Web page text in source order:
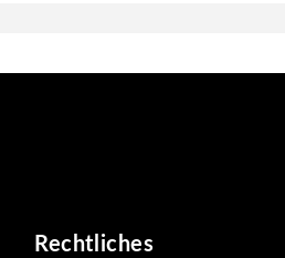
Rechtliches